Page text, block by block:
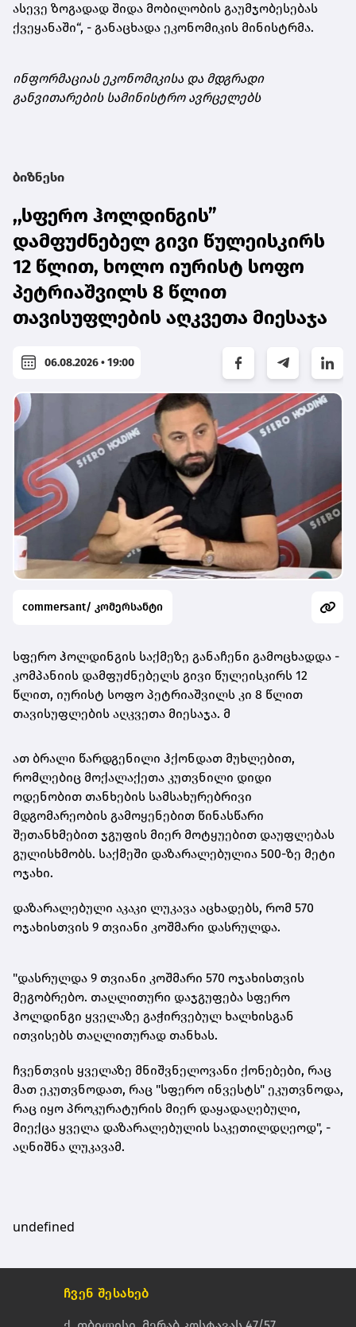
ასევე ზოგადად შიდა მობილობის გაუმჯობესებას
ქვეყანაში“, - განაცხადა ეკონომიკის მინისტრმა.
ინფორმაციას ეკონომიკისა და მდგრადი
განვითარების სამინისტრო ავრცელებს
ბიზნესი
,,სფერო ჰოლდინგის”
დამფუძნებელ გივი წულეისკირს
12 წლით, ხოლო იურისტ სოფო
პეტრიაშვილს 8 წლით
თავისუფლების აღკვეთა მიესაჯა
06.08.2026 • 19:00
commersant/ კომერსანტი
სფერო ჰოლდინგის საქმეზე განაჩენი გამოცხადდა -
კომპანიის დამფუძნებელს გივი წულეისკირს 12
წლით, იურისტ სოფო პეტრიაშვილს კი 8 წლით
თავისუფლების აღკვეთა მიესაჯა. მ
ათ ბრალი წარდგენილი ჰქონდათ მუხლებით,
რომლებიც მოქალაქეთა კუთვნილი დიდი
ოდენობით თანხების სამსახურებრივი
მდგომარეობის გამოყენებით წინასწარი
შეთანხმებით ჯგუფის მიერ მოტყუებით დაუფლებას
გულისხმობს. საქმეში დაზარალებულია 500-ზე მეტი
ოჯახი.
დაზარალებული აკაკი ლუკავა აცხადებს, რომ 570
ოჯახისთვის 9 თვიანი კოშმარი დასრულდა.
"დასრულდა 9 თვიანი კოშმარი 570 ოჯახისთვის
მეგობრებო. თაღლითური დაჯგუფება სფერო
ჰოლდინგი ყველაზე გაჭირვებულ ხალხისგან
ითვისებს თაღლითურად თანხას.
ჩვენთვის ყველაზე მნიშვნელოვანი ქონებები, რაც
მათ ეკუთვნოდათ, რაც "სფერო ინვესტს" ეკუთვნოდა,
რაც იყო პროკურატურის მიერ დაყადაღებული,
მიექცა ყველა დაზარალებულის საკეთილდღეოდ", -
აღნიშნა ლუკავამ.
undefined
ჩვენ შესახებ